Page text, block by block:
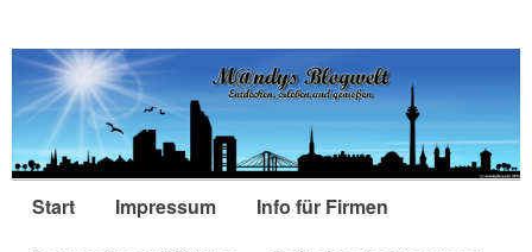
Start Impressum
Info für Firmen